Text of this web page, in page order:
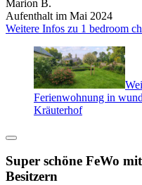
Marion B.
Aufenthalt im Mai 2024
Weitere Infos zu 1 bedroom
Ferienwohnung in
Kräuterhof
Super schöne FeWo
Besitzern